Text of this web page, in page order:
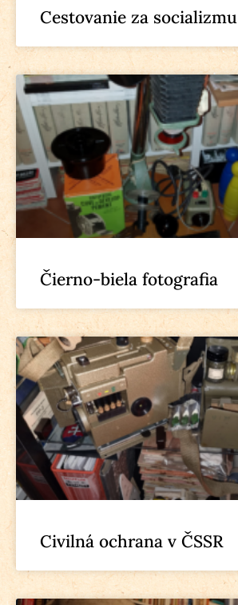
Cestovanie za socializmu
Čierno-biela fotografia
Civilná ochrana v ČSSR